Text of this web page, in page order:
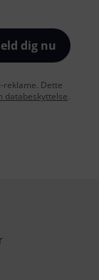
dig nu
Dette
databeskyttelse.